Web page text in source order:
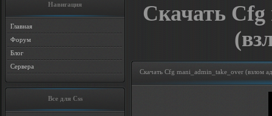
Навигация
Главная
Форум
Блог
Сервера
Все для Css
Скачать
Скачать Cfg mani_admin_take_over (взлом